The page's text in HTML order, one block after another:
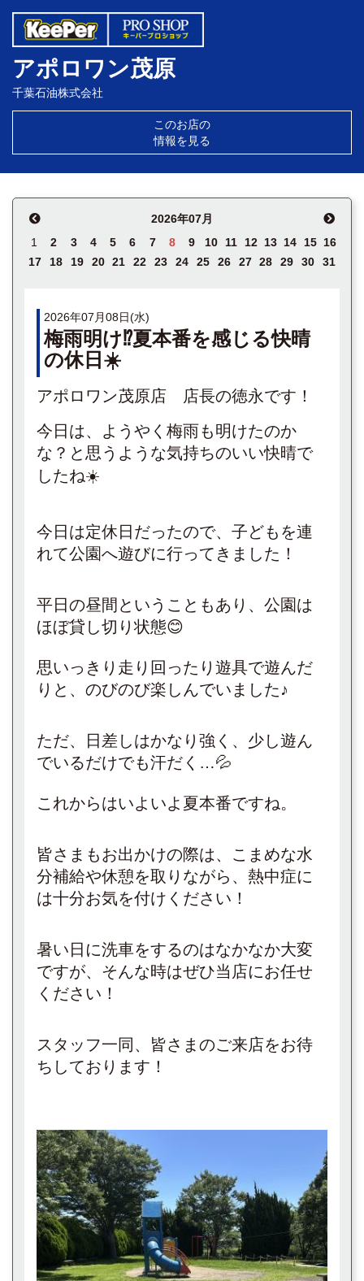
アポロワン茂原
千葉石油株式会社
このお店の
情報を見る
2026年07月
1
2 3 4 5 6 7 8 9 10 11 12 13 14 15 16
17
18 19 20 21 22 23 24 25 26 27 28 29 30 31
2026年07月08日(水)
梅雨明け⁉️夏本番を感じる快晴
の休日☀️
アポロワン茂原店 店長の徳永です！
今日は、ようやく梅雨も明けたのか
な？と思うような気持ちのいい快晴で
したね☀️
今日は定休日だったので、子どもを連
れて公園へ遊びに行ってきました！
平日の昼間ということもあり、公園は
ほぼ貸し切り状態😊
思いっきり走り回ったり遊具で遊んだ
りと、のびのび楽しんでいました♪
ただ、日差しはかなり強く、少し遊ん
でいるだけでも汗だく…💦
これからはいよいよ夏本番ですね。
皆さまもお出かけの際は、こまめな水
分補給や休憩を取りながら、熱中症に
は十分お気を付けください！
暑い日に洗車をするのはなかなか大変
ですが、そんな時はぜひ当店にお任せ
ください！
スタッフ一同、皆さまのご来店をお待
ちしております！